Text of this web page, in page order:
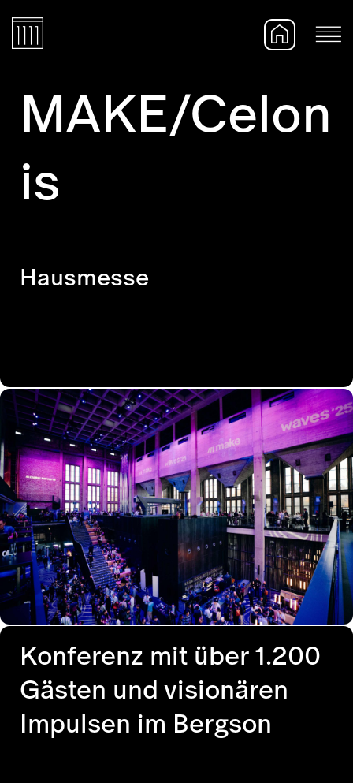
MAKE/Celon
is
Hausmesse
Konferenz mit über 1.200
Gästen und visionären
Impulsen im Bergson